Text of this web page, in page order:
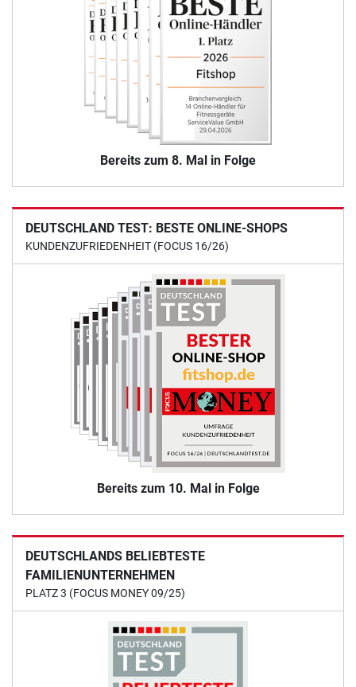
Bereits zum 8. Mal in Folge
DEUTSCHLAND TEST: BESTE ONLINE-SHOPS
KUNDENZUFRIEDENHEIT (FOCUS 16/26)
Bereits zum 10. Mal in Folge
DEUTSCHLANDS BELIEBTESTE
FAMILIENUNTERNEHMEN
PLATZ 3 (FOCUS MONEY 09/25)